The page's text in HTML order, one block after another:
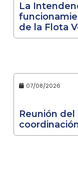
La
de la Flota
07/08/2026
Reunión